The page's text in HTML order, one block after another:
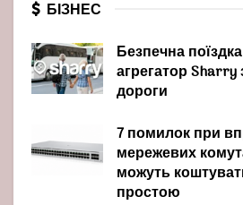
БІЗНЕС
Безпечна
агрегатор Sharry
дороги
7 помилок при
мережевих
можуть
простою